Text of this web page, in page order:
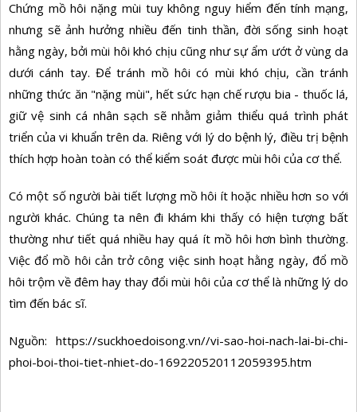
Chứng mồ hôi nặng mùi tuy không nguy hiểm đến tính mạng,
nhưng sẽ ảnh hưởng nhiều đến tinh thần, đời sống sinh hoạt
hằng ngày, bởi mùi hôi khó chịu cũng như sự ẩm ướt ở vùng da
dưới cánh tay. Để tránh mồ hôi có mùi khó chịu, cần tránh
những thức ăn "nặng mùi", hết sức hạn chế rượu bia - thuốc lá,
giữ vệ sinh cá nhân sạch sẽ nhằm giảm thiểu quá trình phát
triển của vi khuẩn trên da. Riêng với lý do bệnh lý, điều trị bệnh
thích hợp hoàn toàn có thể kiểm soát được mùi hôi của cơ thể.
Có một số người bài tiết lượng mồ hôi ít hoặc nhiều hơn so với
người khác. Chúng ta nên đi khám khi thấy có hiện tượng bất
thường như tiết quá nhiều hay quá ít mồ hôi hơn bình thường.
Việc đổ mồ hôi cản trở công việc sinh hoạt hằng ngày, đổ mồ
hôi trộm về đêm hay thay đổi mùi hôi của cơ thể là những lý do
tìm đến bác sĩ.
Nguồn: https://suckhoedoisong.vn//vi-sao-hoi-nach-lai-bi-chi-
phoi-boi-thoi-tiet-nhiet-do-169220520112059395.htm